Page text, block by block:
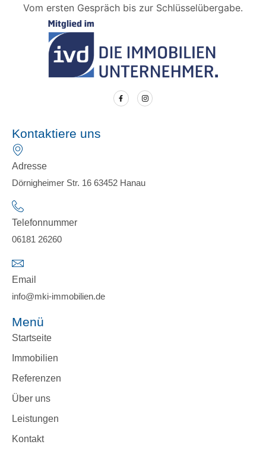
Vom ersten Gespräch bis zur Schlüsselübergabe.
Kontaktiere uns
Adresse
Dörnigheimer Str. 16 63452 Hanau
Telefonnummer
06181 26260
Email
info@mki-immobilien.de
Menü
Startseite
Immobilien
Referenzen
Über uns
Leistungen
Kontakt